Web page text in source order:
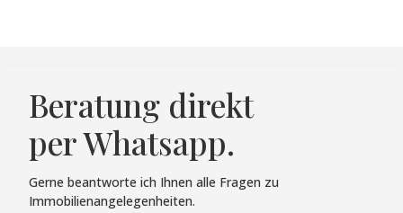
Beratung direkt
per Whatsapp.
Gerne beantworte ich Ihnen alle Fragen zu
Immobilienangelegenheiten.